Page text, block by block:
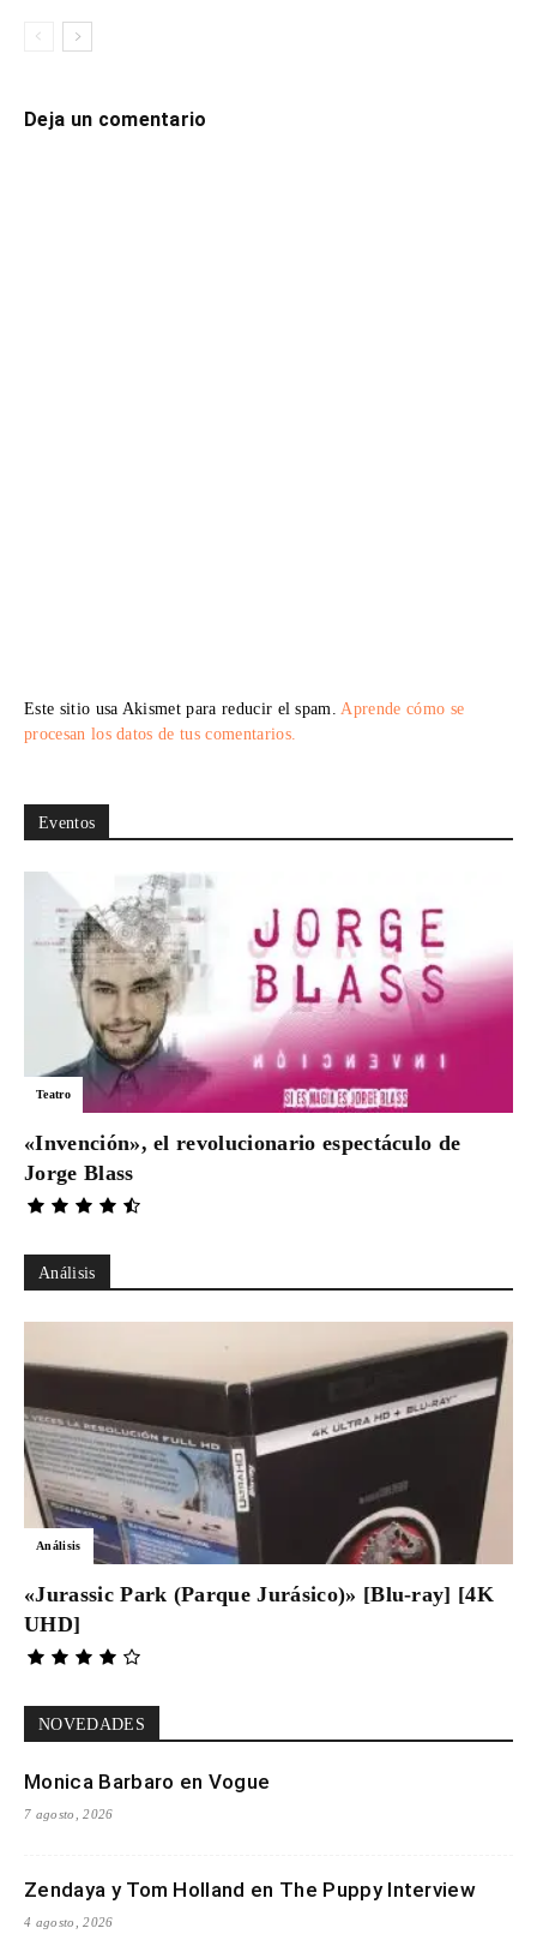
Deja un comentario
Este sitio usa Akismet para reducir el spam. Aprende cómo se
procesan los datos de tus comentarios.
Eventos
Teatro
«Invención», el revolucionario espectáculo de
Jorge Blass
Análisis
Análisis
«Jurassic Park (Parque Jurásico)» [Blu-ray] [4K
UHD]
NOVEDADES
Monica Barbaro en Vogue
7 agosto, 2026
Zendaya y Tom Holland en The Puppy Interview
4 agosto, 2026